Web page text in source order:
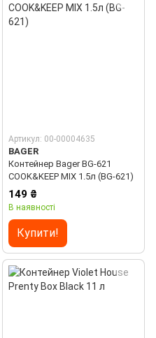
Артикул: 00-00004635
BAGER
Контейнер Bager BG-621
COOK&KEEP MIX 1.5л (BG-621)
149 ₴
В наявності
Купити!